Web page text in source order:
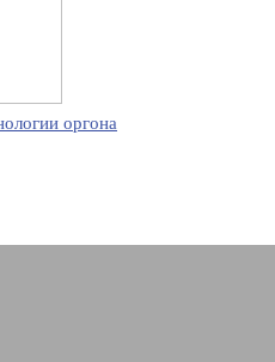
оргона